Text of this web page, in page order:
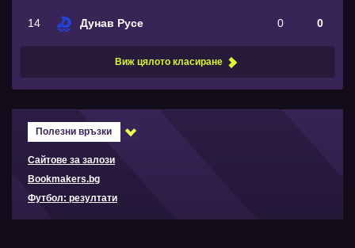
14 Дунав Русе 0 0
Виж цялото класиране
Полезни връзки
Сайтове за залози
Bookmakers.bg
Футбол: резултати